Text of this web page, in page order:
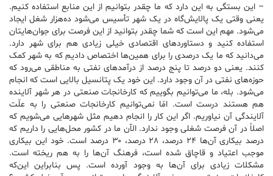
– این بستگی به این دارد که ما چقدر بتوانیم از این منابع استفاده کنیم.
یعنی وقتی یک پالایش‌گاه در یک شهر تأسیس می‌شود ده‌هزار شغل ایجاد
می‌شود. مهم این است که شما چقدر بتوانید از این فرصت برای جوان‌هایتان
استفاده کنید و دستاوردهای اقتصادی خیلی زیادی هم برای شهر دارد.
می‌دانید که ما یک درصدی را برای همین‌ها اختصاص دادیم که به شهر کمک
کنند. یعنی دو درصد تا پنج درصد از درآمدهای نفتی به مناطقی می‌رود که
حوزه‌های نفتی در آن وجود دارد. این خود یک پتانسیل بالایی است که انجام
می‌شود. بله، ما می‌توانیم بگوییم که کارخانجات صنعتی در هر شهر آلاینده
هم هستند درست است. امّا نمی‌توانیم کارخانجات صنعتی را به علّت
آلایندگی آن نیاوریم. اگر این کار را انجام دهیم مثل شهرهایی می‌شویم که
اصلاً در آن فرصت شغلی وجود ندارد. الآن ما در کشور محل‌هایی را داریم که
درصد بیکاری آن‌ها ۲۴ درصد، ۲۸ درصد، ۳۰ درصد است. خود این بیکاری
موجب اعتیاد و قاچاق شده است، فرهنگ آن‌ها را به هم ریخته است.
مشکلات زیادی برای آن‌ها به وجود آورده است. پس بنابراین این‌که